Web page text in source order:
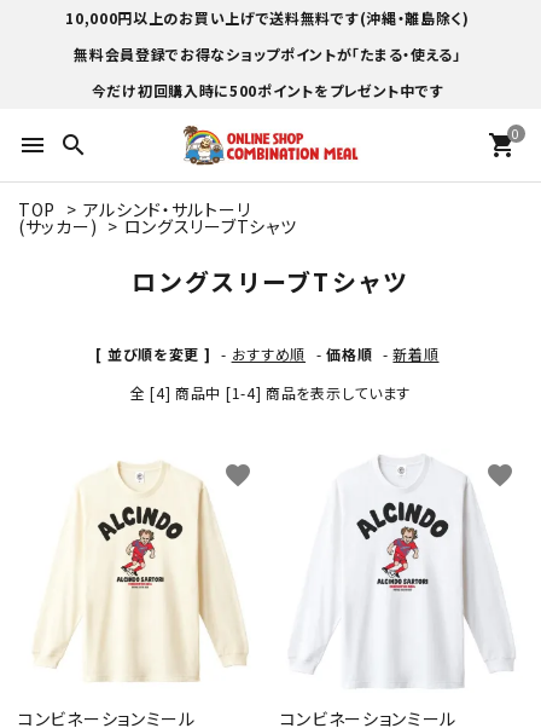
10,000円以上のお買い上げで送料無料です(沖縄・離島除く)
無料会員登録でお得なショップポイントが「たまる・使える」
今だけ初回購入時に500ポイントをプレゼント中です
menu search 0
shopping_cart
TOP > アルシンド・サルトーリ
(サッカー) > ロングスリーブTシャツ
ロングスリーブTシャツ
[ 並び順を変更 ] - おすすめ順 -価格順 -新着順
全 [4] 商品中 [1-4] 商品を表示しています
コンビネーションミール
favorite
コンビネーションミール
favorite